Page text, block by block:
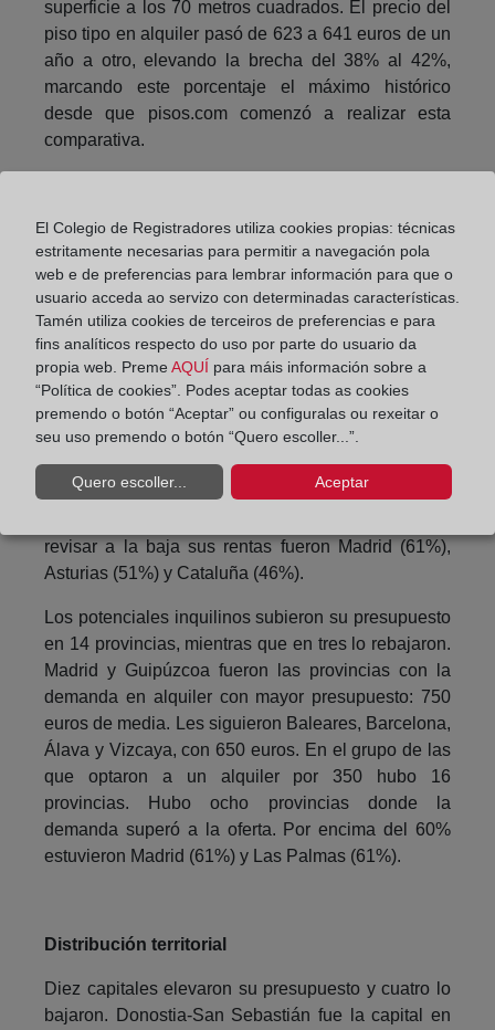
superficie a los 70 metros cuadrados. El precio del
piso tipo en alquiler pasó de 623 a 641 euros de un
año a otro, elevando la brecha del 38% al 42%,
marcando este porcentaje el máximo histórico
desde que pisos.com comenzó a realizar esta
comparativa.
Asturias, Castilla-La Mancha, Cataluña, Comunidad
Valenciana y Murcia. Por otro lado, Madrid y País
Vasco fueron las autonomías en las que el inquilino
estuvo dispuesto a pagar más: 750 euros de media.
Les siguió Baleares y Cataluña con 650 euros.
En Extremadura y Galicia los inquilinos contaron
con menos dinero para el alquiler: 350 euros
mensuales. La demanda solo estuvo por encima de
la oferta en Castilla-La Mancha (-9%). Aquellas
autonomías donde estuvieron los inquilinos más
revisar a la baja sus rentas fueron Madrid (61%),
Asturias (51%) y Cataluña (46%).
Los potenciales inquilinos subieron su presupuesto
en 14 provincias, mientras que en tres lo rebajaron.
Madrid y Guipúzcoa fueron las provincias con la
demanda en alquiler con mayor presupuesto: 750
euros de media. Les siguieron Baleares, Barcelona,
Álava y Vizcaya, con 650 euros. En el grupo de las
que optaron a un alquiler por 350 hubo 16
provincias. Hubo ocho provincias donde la
demanda superó a la oferta. Por encima del 60%
estuvieron Madrid (61%) y Las Palmas (61%).
Distribución territorial
Diez capitales elevaron su presupuesto y cuatro lo
bajaron. Donostia-San Sebastián fue la capital en
El Colegio de Registradores utiliza cookies propias: técnicas
estritamente necesarias para permitir a navegación pola
web e de preferencias para lembrar información para que o
usuario acceda ao servizo con determinadas características.
Tamén utiliza cookies de terceiros de preferencias e para
fins analíticos respecto do uso por parte do usuario da
propia web. Preme AQUÍ para máis información sobre a
“Política de cookies”. Podes aceptar todas as cookies
premendo o botón “Aceptar” ou configuralas ou rexeitar o
seu uso premendo o botón “Quero escoller...”.
Quero escoller... Aceptar